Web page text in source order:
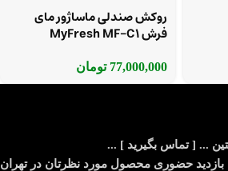
روکش صندلی ماساژور مای
فرش MyFresh MF-C1
77,000,000 تومان
... [ تماس بگیرید ] ...
بازدید حضوری محصول مورد نظرتان در تهران